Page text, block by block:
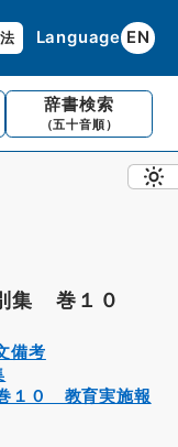
Language EN
辞書検索
（五十音順）
集 巻１０
備考
１０ 教育実施報